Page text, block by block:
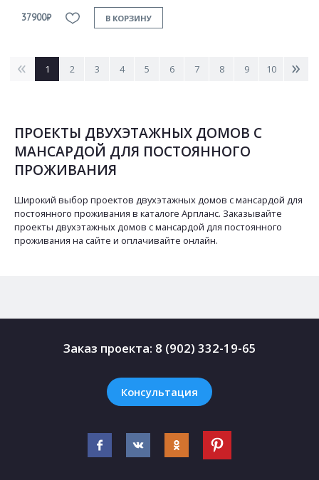
37900₽ В КОРЗИНУ
< 1 2 3 4 5 6 7 8 9 10 >
ПРОЕКТЫ ДВУХЭТАЖНЫХ ДОМОВ С
МАНСАРДОЙ ДЛЯ ПОСТОЯННОГО
ПРОЖИВАНИЯ
Широкий выбор проектов двухэтажных домов с мансардой для
постоянного проживания в каталоге Арпланс. Заказывайте
проекты двухэтажных домов с мансардой для постоянного
проживания на сайте и оплачивайте онлайн.
Заказ проекта: 8 (902) 332-19-65
Консультация